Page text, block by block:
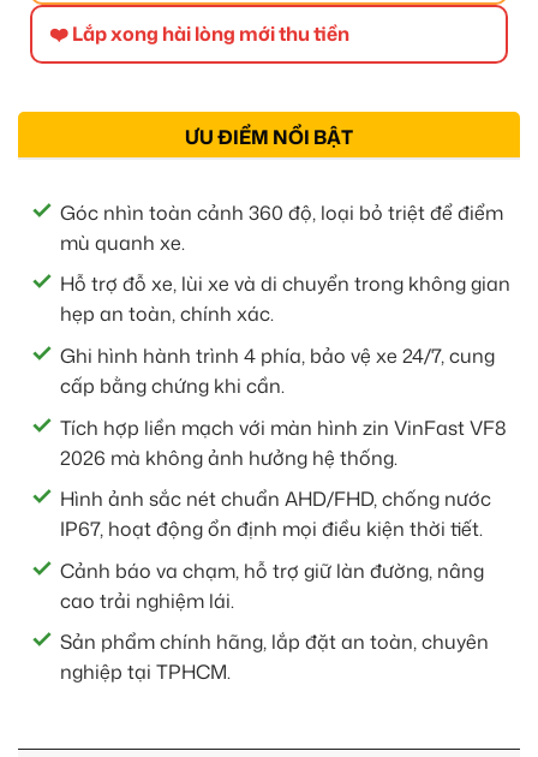
❤️ Lắp xong hài lòng mới thu tiền
ƯU ĐIỂM NỔI BẬT
Góc nhìn toàn cảnh 360 độ, loại bỏ triệt để điểm
mù quanh xe.
Hỗ trợ đỗ xe, lùi xe và di chuyển trong không gian
hẹp an toàn, chính xác.
Ghi hình hành trình 4 phía, bảo vệ xe 24/7, cung
cấp bằng chứng khi cần.
Tích hợp liền mạch với màn hình zin VinFast VF8
2026 mà không ảnh hưởng hệ thống.
Hình ảnh sắc nét chuẩn AHD/FHD, chống nước
IP67, hoạt động ổn định mọi điều kiện thời tiết.
Cảnh báo va chạm, hỗ trợ giữ làn đường, nâng
cao trải nghiệm lái.
Sản phẩm chính hãng, lắp đặt an toàn, chuyên
nghiệp tại TPHCM.